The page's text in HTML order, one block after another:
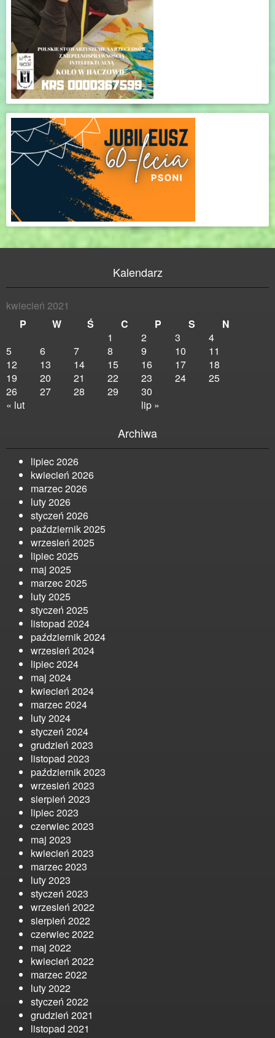
Kalendarz
kwiecień 2021
P
W Ś C P S N
« lut lip »
1 2 3
4
5
6 7 8 9 10
11
12
13 14 15 16 17
18
19
20 21 22 23 24
25
26
27 28 29 30
Archiwa
lipiec 2026
kwiecień 2026
marzec 2026
luty 2026
styczeń 2026
październik 2025
wrzesień 2025
lipiec 2025
maj 2025
marzec 2025
luty 2025
styczeń 2025
listopad 2024
październik 2024
wrzesień 2024
lipiec 2024
maj 2024
kwiecień 2024
marzec 2024
luty 2024
styczeń 2024
grudzień 2023
listopad 2023
październik 2023
wrzesień 2023
sierpień 2023
lipiec 2023
czerwiec 2023
maj 2023
kwiecień 2023
marzec 2023
luty 2023
styczeń 2023
wrzesień 2022
sierpień 2022
czerwiec 2022
maj 2022
kwiecień 2022
marzec 2022
luty 2022
styczeń 2022
grudzień 2021
listopad 2021